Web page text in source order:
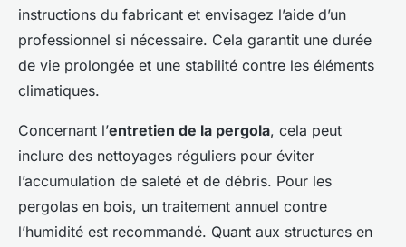
instructions du fabricant et envisagez l’aide d’un
professionnel si nécessaire. Cela garantit une durée
de vie prolongée et une stabilité contre les éléments
climatiques.
Concernant l’entretien de la pergola, cela peut
inclure des nettoyages réguliers pour éviter
l’accumulation de saleté et de débris. Pour les
pergolas en bois, un traitement annuel contre
l’humidité est recommandé. Quant aux structures en